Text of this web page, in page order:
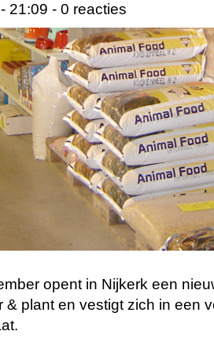
21:09 - 0 reacties
opent in Nijkerk een
& plant en vestigt zich in een